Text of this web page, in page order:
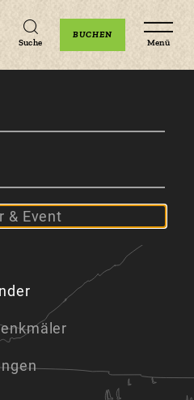
Zum
Zur
Zum
Suche
BUCHEN
Menü
& Event
Veranstaltungen